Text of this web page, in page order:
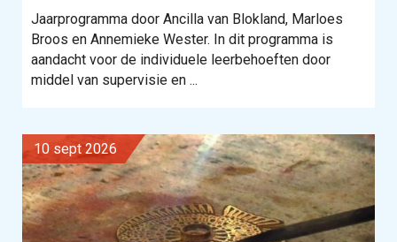
Jaarprogramma door Ancilla van Blokland, Marloes
Broos en Annemieke Wester. In dit programma is
aandacht voor de individuele leerbehoeften door
middel van supervisie en ...
10 sept 2026